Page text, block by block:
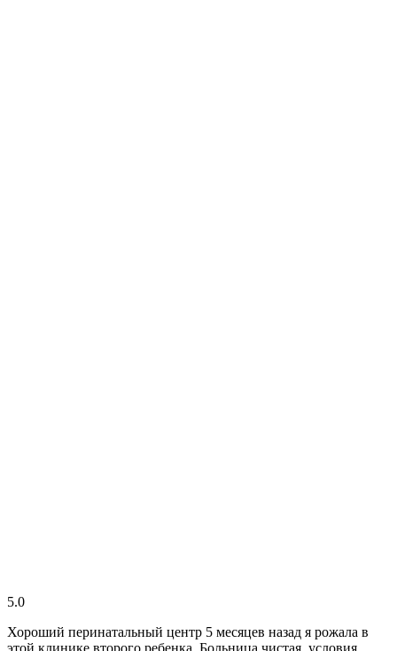
5.0
Хороший перинатальный центр 5 месяцев назад я рожала в
этой клинике второго ребенка. Больница чистая, условия